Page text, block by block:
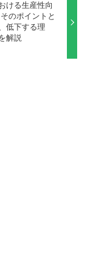
ける生産性向
のポイントと
低下する理
解説